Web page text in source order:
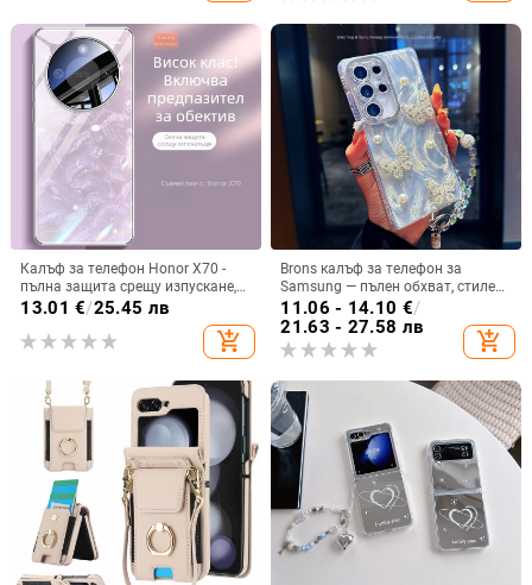
Калъф за телефон Honor X70 -
пълна защита срещу изпускане,
закалено стъкло, модел Аурора
13.01 €/25.45 лв
add_shopping_cart
Brons калъф за телефон за
Samsung — пълен обхват, стилен
и креативен дизайн, TPU
материал, удароустойчив
11.06 - 14.10 €/
21.63 - 27.58 лв
add_shopping_cart